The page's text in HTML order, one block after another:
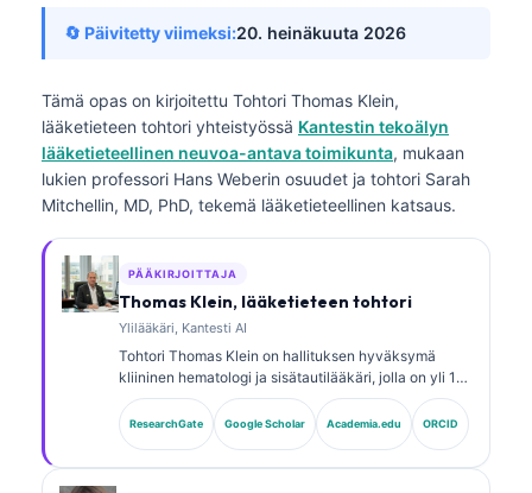
🔄 Päivitetty viimeksi:20. heinäkuuta 2026
Tämä opas on kirjoitettu Tohtori Thomas Klein,
lääketieteen tohtori yhteistyössä Kantestin tekoälyn
lääketieteellinen neuvoa-antava toimikunta, mukaan
lukien professori Hans Weberin osuudet ja tohtori Sarah
Mitchellin, MD, PhD, tekemä lääketieteellinen katsaus.
PÄÄKIRJOITTAJA
Thomas Klein, lääketieteen tohtori
Ylilääkäri, Kantesti AI
Tohtori Thomas Klein on hallituksen hyväksymä
kliininen hematologi ja sisätautilääkäri, jolla on yli 15
vuoden kokemus laboratoriolääketieteestä ja
tekoälyavusteisesta kliinisestä analyysistä.
Lääketieteellisena johtajana (Chief Medical Officer)
ResearchGate Google Scholar Academia.edu ORCID